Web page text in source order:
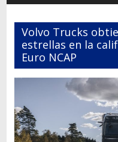
Autos,
camiones,
motos,
información
del
transporte
Volvo Trucks
estrellas en la
Euro NCAP